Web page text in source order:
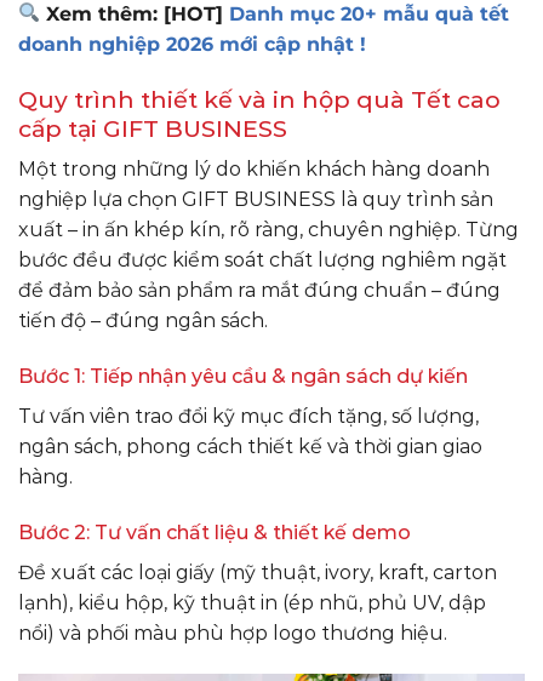
Xem thêm: [HOT] Danh mục 20+ mẫu quà tết
doanh nghiệp 2026 mới cập nhật !
Quy trình thiết kế và in hộp quà Tết cao
cấp tại GIFT BUSINESS
Một trong những lý do khiến khách hàng doanh
nghiệp lựa chọn GIFT BUSINESS là quy trình sản
xuất – in ấn khép kín, rõ ràng, chuyên nghiệp. Từng
bước đều được kiểm soát chất lượng nghiêm ngặt
để đảm bảo sản phẩm ra mắt đúng chuẩn – đúng
tiến độ – đúng ngân sách.
Bước 1: Tiếp nhận yêu cầu & ngân sách dự kiến
Tư vấn viên trao đổi kỹ mục đích tặng, số lượng,
ngân sách, phong cách thiết kế và thời gian giao
hàng.
Bước 2: Tư vấn chất liệu & thiết kế demo
Đề xuất các loại giấy (mỹ thuật, ivory, kraft, carton
lạnh), kiểu hộp, kỹ thuật in (ép nhũ, phủ UV, dập
nổi) và phối màu phù hợp logo thương hiệu.